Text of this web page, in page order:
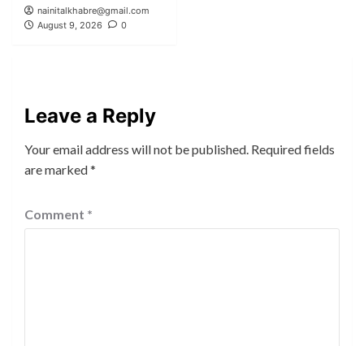
nainitalkhabre@gmail.com
August 9, 2026
0
Leave a Reply
Your email address will not be published. Required fields
are marked*
Comment *